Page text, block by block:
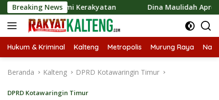
Langsung
ke
konten
Breaking News
Kerakyatan Dina Maulidah Apresiasi Festival
Hukum & Kriminal Kalteng Metropolis Murung Raya
Beranda Kalteng DPRD Kotawaringin Timur
DPRD Kotawaringin Timur